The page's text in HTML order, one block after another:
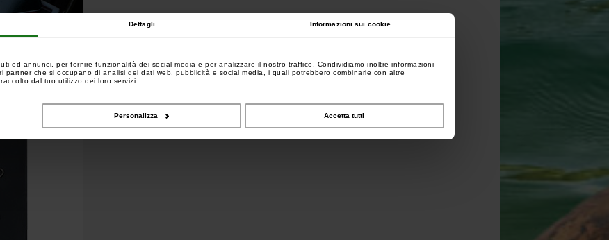
Dettagli Informazioni sui cookie
ed annunci, per fornire funzionalità dei social media e per analizzare il nostro traffico. Condividiamo inoltre informazioni
partner che si occupano di analisi dei dati web, pubblicità e social media, i quali potrebbero combinarle con altre
dal tuo utilizzo dei loro servizi.
Personalizza Accetta tutti